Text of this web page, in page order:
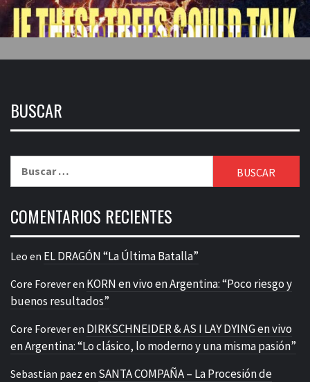
BUSCAR
COMENTARIOS RECIENTES
Leo en EL DRAGÓN “La Última Batalla”
Core Foreveren KORN en vivo en Argentina: “Poco riesgo y
buenos resultados”
Core Foreveren DIRKSCHNEIDER & AS I LAY DYING en vivo
en Argentina: “Lo clásico, lo moderno y una misma pasión”
Sebastian paez en SANTA COMPAÑA – La Procesión de